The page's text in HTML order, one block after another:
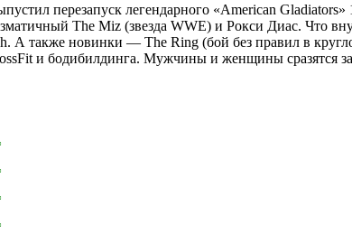
перезапуск легендарного «American
The Miz (звезда WWE) и Рокси Диас. Что
А также новинки — The Ring (бой без правил в
и бодибилдинга. Мужчины и женщины сразятся